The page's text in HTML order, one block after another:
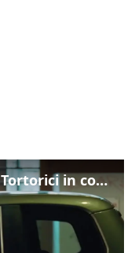
Ketticè diretto da Giovanni Tortorici in concorso al Locarno Film Festival